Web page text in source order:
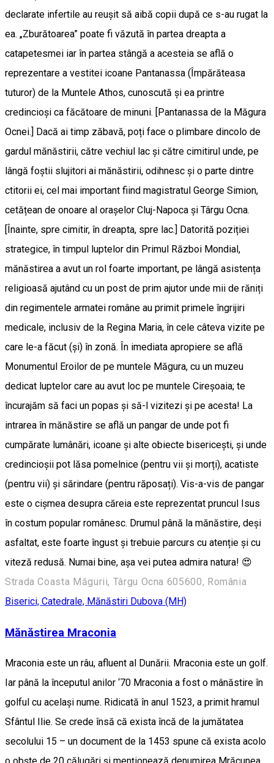
declarate infertile au reușit să aibă copii după ce s-au rugat la
ea. „Zburătoarea” poate fi văzută în partea dreapta a
catapetesmei iar în partea stângă a acesteia se află o
reprezentare a vestitei icoane Pantanassa (Împărăteasa
tuturor) de la Muntele Athos, cunoscută și ea printre
credincioși ca făcătoare de minuni. [Pantanassa de la Măgura
Ocnei.] Dacă ai timp zăbavă, poți face o plimbare dincolo de
gardul mănăstirii, către vechiul lac și către cimitirul unde, pe
lângă foștii slujitori ai mănăstirii, odihnesc și o parte dintre
ctitorii ei, cel mai important fiind magistratul George Simion,
cetățean de onoare al orașelor Cluj-Napoca și Târgu Ocna.
[Înainte, spre cimitir, în dreapta, spre lac.] Datorită poziției
strategice, în timpul luptelor din Primul Război Mondial,
mănăstirea a avut un rol foarte important, pe lângă asistența
religioasă ajutând cu un post de prim ajutor unde mii de răniți
din regimentele armatei române au primit primele îngrijiri
medicale, inclusiv de la Regina Maria, în cele câteva vizite pe
care le-a făcut (și) în zonă. În imediata apropiere se află
Monumentul Eroilor de pe muntele Măgura, cu un muzeu
dedicat luptelor care au avut loc pe muntele Cireșoaia; te
încurajăm să faci un popas și să-l vizitezi și pe acesta! La
intrarea în mănăstire se află un pangar de unde pot fi
cumpărate lumânări, icoane și alte obiecte bisericești, și unde
credincioșii pot lăsa pomelnice (pentru vii și morți), acatiste
(pentru vii) și sărindare (pentru răposați). Vis-a-vis de pangar
este o cișmea desupra căreia este reprezentat pruncul Isus
în costum popular românesc. Drumul până la mănăstire, deși
asfaltat, este foarte îngust și trebuie parcurs cu atenție și cu
viteză redusă. Numai bine, așa vei putea admira natura! 😍
Strada Coasta Măgurii, Târgu Ocna 605600, România
Biserici, Catedrale, Mănăstiri Dubova (MH)
Mănăstirea Mraconia
Mraconia este un râu, afluent al Dunării. Mraconia este un golf.
Iar până la începutul anilor ‘70 Mraconia a fost o mânăstire în
golful cu același nume. Ridicată în anul 1523, a primit hramul
Sfântul Ilie. Se crede însă că exista încă de la jumătatea
secolului 15 – un document de la 1453 spune că exista acolo